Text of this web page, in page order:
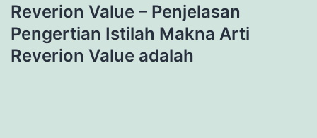
Reverion Value – Penjelasan
Pengertian Istilah Makna Arti
Reverion Value adalah